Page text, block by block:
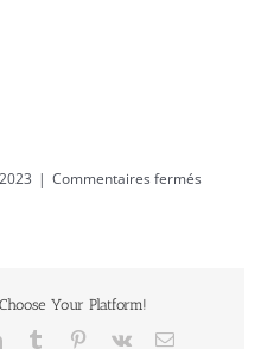
| Commentaires fermés
Your Platform!
LinkedInTumblr Pinterest
Vk Email